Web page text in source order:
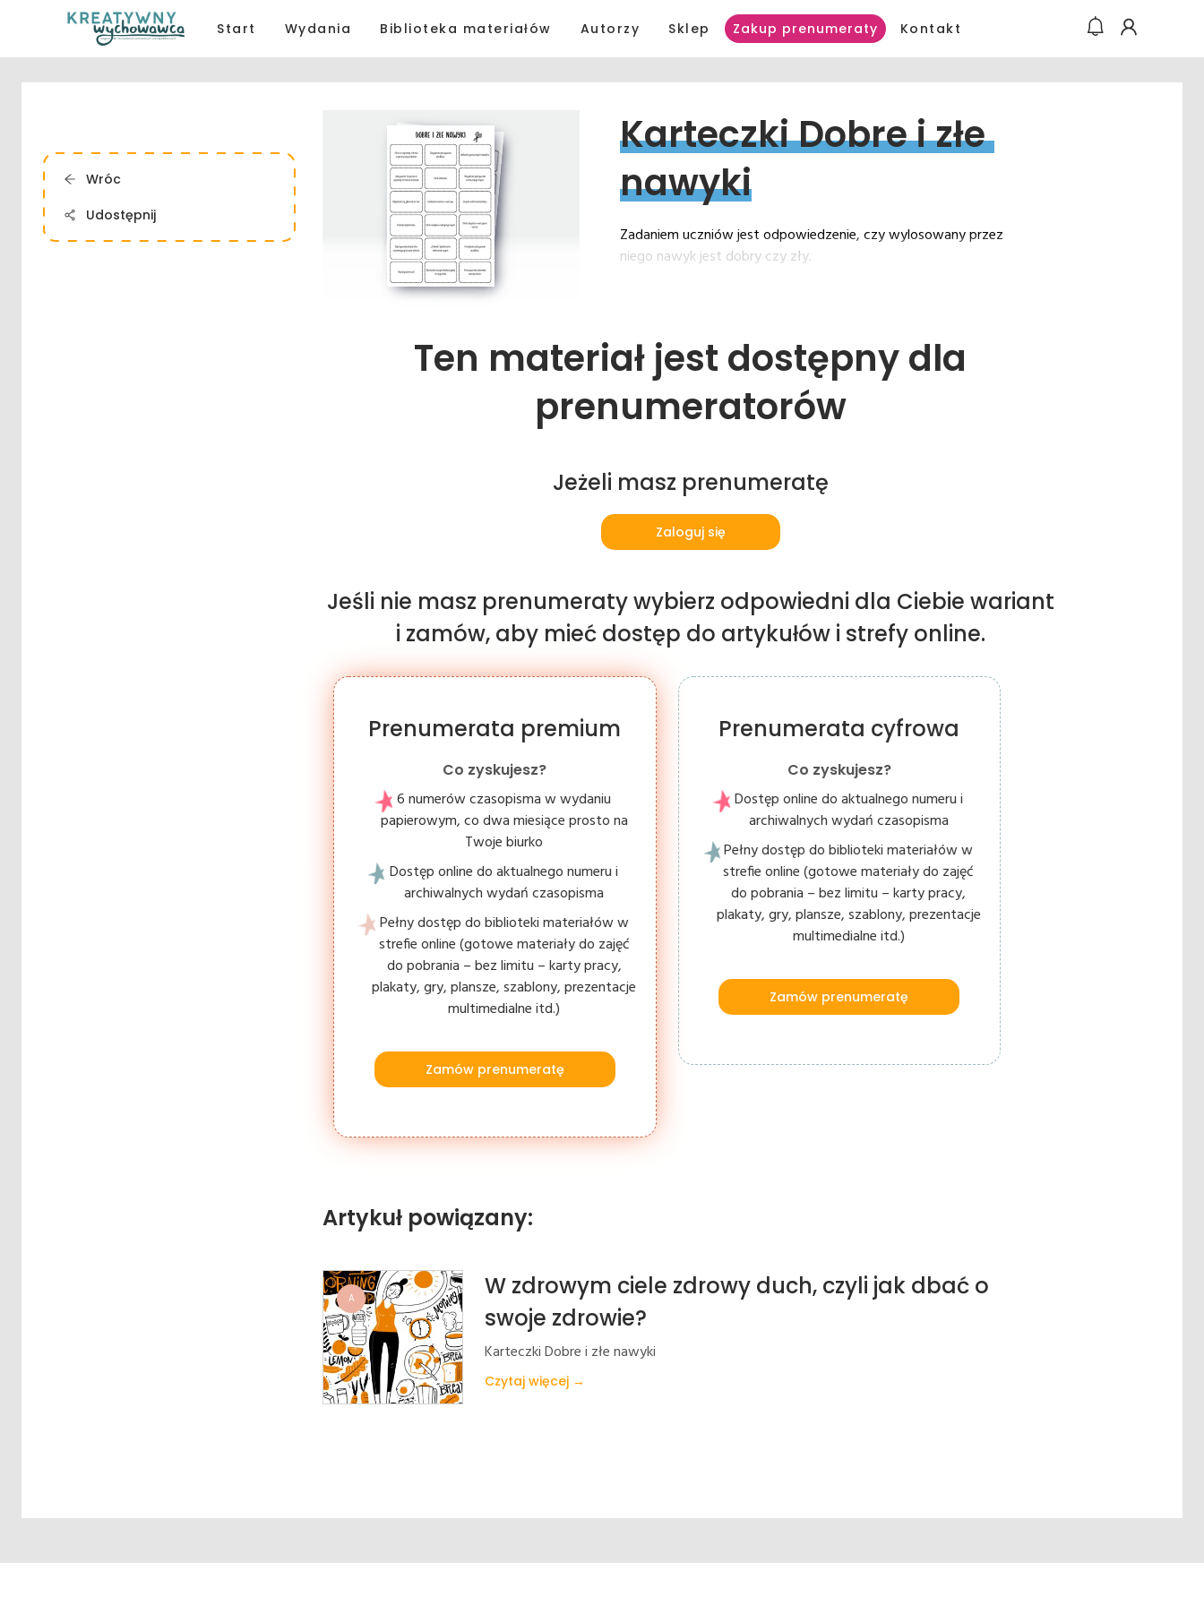
Start Wydania Biblioteka materiałów Autorzy Sklep Zakup prenumeraty Kontakt
Wróc
Udostępnij
Karteczki Dobre i złe
nawyki
Zadaniem uczniów jest odpowiedzenie, czy wylosowany przez
niego nawyk jest dobry czy zły.
Ten materiał jest dostępny dla
prenumeratorów
Jeżeli masz prenumeratę
Zaloguj się
Jeśli nie masz prenumeraty wybierz odpowiedni dla Ciebie wariant
i zamów, aby mieć dostęp do artykułów i strefy online.
Prenumerata premium
Co zyskujesz?
6 numerów czasopisma w wydaniu
papierowym, co dwa miesiące prosto na
Twoje biurko
Dostęp online do aktualnego numeru i
archiwalnych wydań czasopisma
Pełny dostęp do biblioteki materiałów w
strefie online (gotowe materiały do zajęć
do pobrania – bez limitu – karty pracy,
plakaty, gry, plansze, szablony, prezentacje
multimedialne itd.)
Zamów prenumeratę
Prenumerata cyfrowa
Co zyskujesz?
Dostęp online do aktualnego numeru i
archiwalnych wydań czasopisma
Pełny dostęp do biblioteki materiałów w
strefie online (gotowe materiały do zajęć
do pobrania – bez limitu – karty pracy,
plakaty, gry, plansze, szablony, prezentacje
multimedialne itd.)
Zamów prenumeratę
Artykuł powiązany:
A
W zdrowym ciele zdrowy duch, czyli jak dbać o
swoje zdrowie?
Karteczki Dobre i złe nawyki
Czytaj więcej →